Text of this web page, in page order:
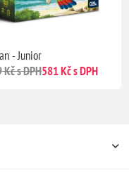
- Junior
s DPH581 Kč s DPH